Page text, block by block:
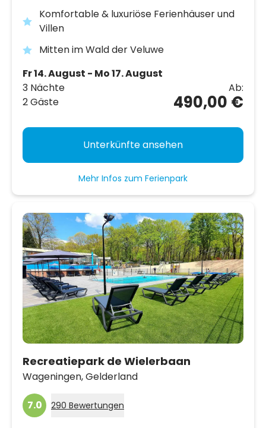
Komfortable & luxuriöse Ferienhäuser und
Villen
Mitten im Wald der Veluwe
Fr 14. August - Mo 17. August
3 Nächte
2 Gäste
Ab:
490,00 €
Unterkünfte ansehen
Mehr Infos zum Ferienpark
Recreatiepark de Wielerbaan
Wageningen,Gelderland
7.0 290 Bewertungen